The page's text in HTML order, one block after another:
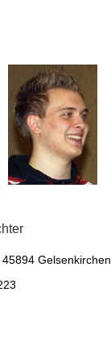
Gelsenkirchen